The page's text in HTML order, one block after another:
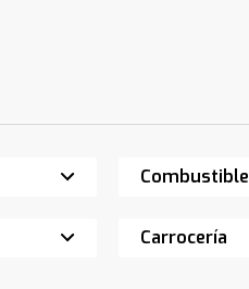
Combustible
Carrocería